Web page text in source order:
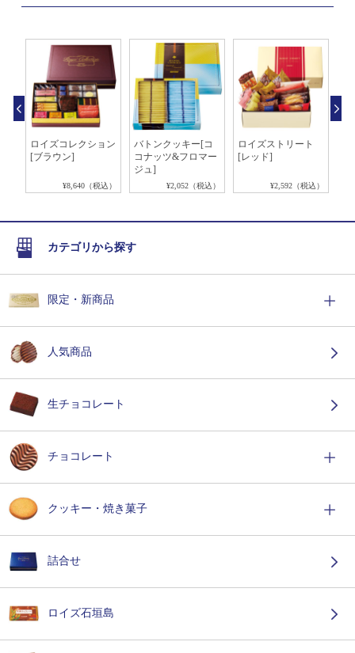
ロイズコレクション
[ブラウン]
¥8,640（税込）
バトンクッキー[コ
コナッツ&フロマー
ジュ]
¥2,052（税込）
ロイズストリート
[レッド]
¥2,592（税込）
カテゴリから探す
限定・新商品
人気商品
生チョコレート
チョコレート
クッキー・焼き菓子
詰合せ
ロイズ石垣島